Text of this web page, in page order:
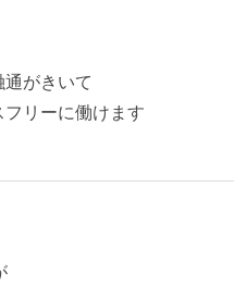
がきいて
リーに働けます